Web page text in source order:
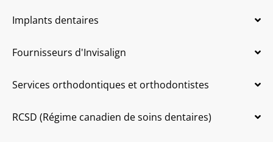
Implants dentaires
Fournisseurs d'Invisalign
Services orthodontiques et orthodontistes
RCSD (Régime canadien de soins dentaires)